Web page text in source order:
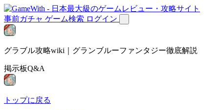
事前ガチャ ゲーム検索 ログイン
グラブル攻略wiki｜グランブルーファンタジー徹底解説
掲示板Q&A
トップに戻る